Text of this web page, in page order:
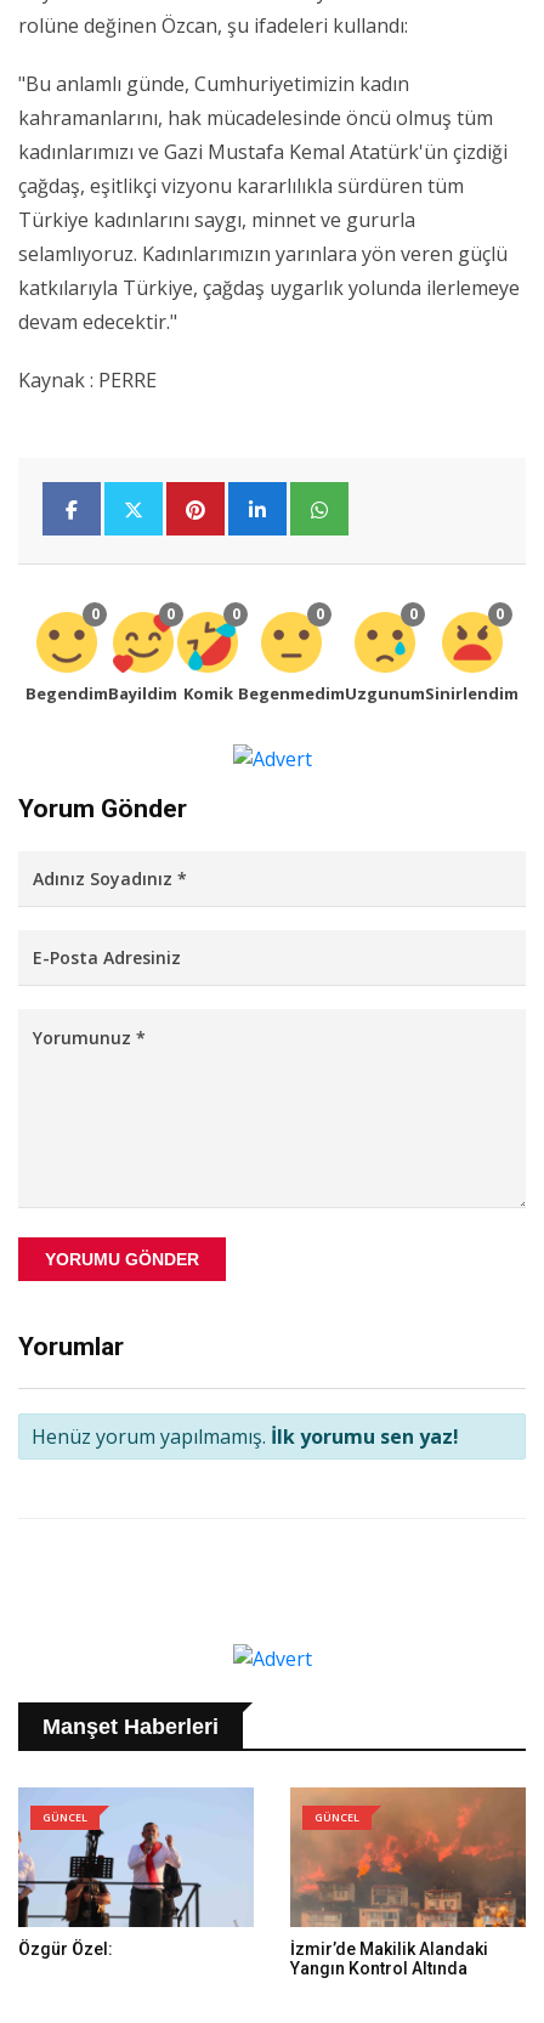
rolüne değinen Özcan, şu ifadeleri kullandı:
"Bu anlamlı günde, Cumhuriyetimizin kadın
kahramanlarını, hak mücadelesinde öncü olmuş tüm
kadınlarımızı ve Gazi Mustafa Kemal Atatürk'ün çizdiği
çağdaş, eşitlikçi vizyonu kararlılıkla sürdüren tüm
Türkiye kadınlarını saygı, minnet ve gururla
selamlıyoruz. Kadınlarımızın yarınlara yön veren güçlü
katkılarıyla Türkiye, çağdaş uygarlık yolunda ilerlemeye
devam edecektir."
Kaynak : PERRE
0
Begendim
0
Bayildim
0
Komik
0
Begenmedim
0
Uzgunum
0
Sinirlendim
Yorum Gönder
YORUMU GÖNDER
Yorumlar
Henüz yorum yapılmamış. İlk yorumu sen yaz!
Manşet Haberleri
GÜNCEL
Özgür Özel:
GÜNCEL
İzmir’de Makilik Alandaki
Yangın Kontrol Altında